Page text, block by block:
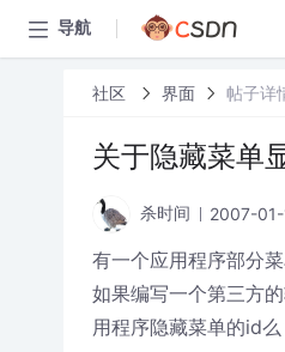
导航
社区 界面 帖子详
关于隐藏菜单
杀时间 2007-
有一个应用程序部分
如果编写一个第三方
用程序隐藏菜单的id么